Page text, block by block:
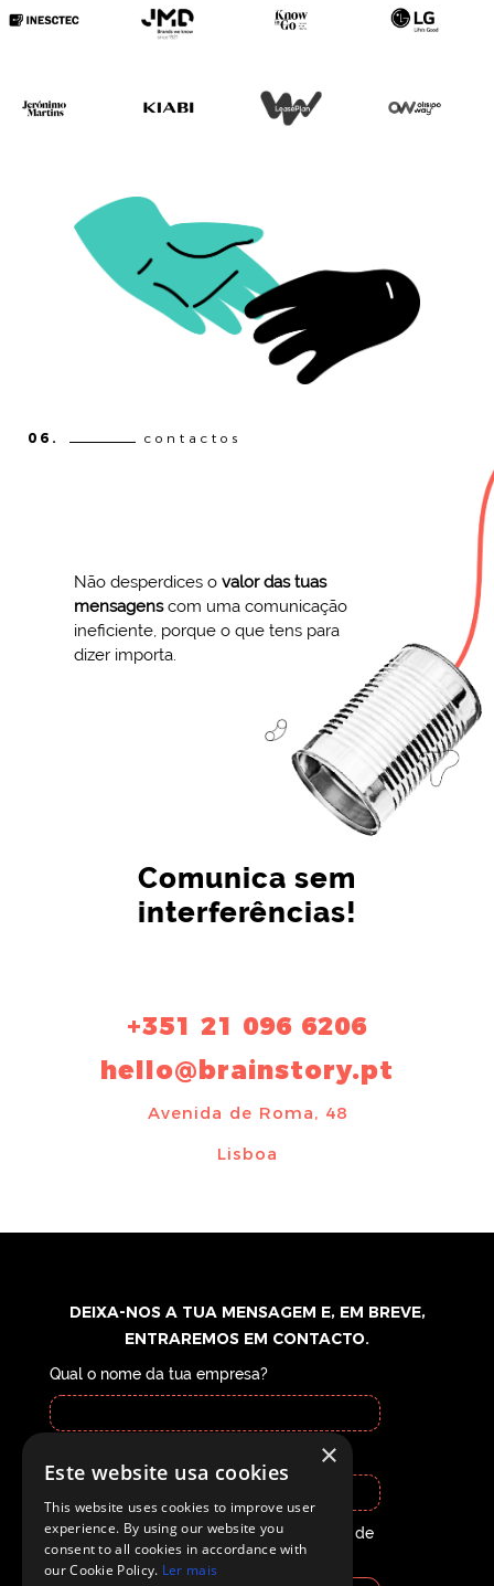
06. contactos
Não desperdices o valor das tuas
mensagenscom uma comunicação
ineficiente, porque o que tens para
dizer importa.
Comunica sem
interferências!
+351 21 096 6206
hello@brainstory.pt
Avenida de Roma, 48
Lisboa
DEIXA-NOS A TUA MENSAGEM E, EM BREVE,
ENTRAREMOS EM CONTACTO.
Qual o nome da tua empresa?
Já trabalhas com uma agência de gestão de
redes sociais?
×
Este website usa cookies
This website uses cookies to improve user
experience. By using our website you
consent to all cookies in accordance with
our Cookie Policy. Ler mais